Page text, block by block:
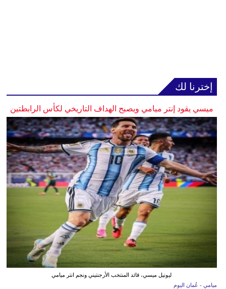
إخترنا لك
ميسي يقود إنتر ميامي ويصبح الهداف التاريخي لكأس الرابطتين
ليونيل ميسي، قائد المنتخب الأرجنتيني ونجم انتر ميامي
ميامي - عُمان اليوم